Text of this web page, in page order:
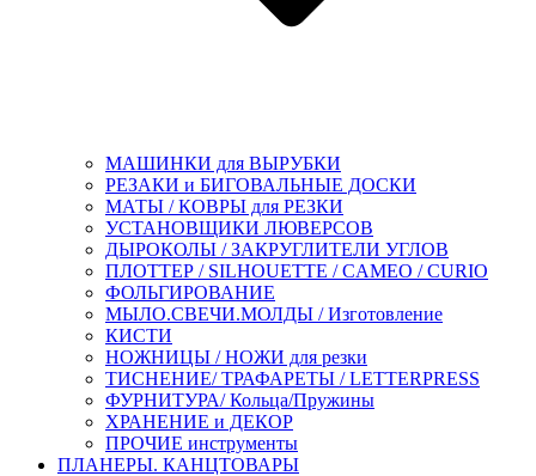
МАШИНКИ для ВЫРУБКИ
РЕЗАКИ и БИГОВАЛЬНЫЕ ДОСКИ
МАТЫ / КОВРЫ для РЕЗКИ
УСТАНОВЩИКИ ЛЮВЕРСОВ
ДЫРОКОЛЫ / ЗАКРУГЛИТЕЛИ УГЛОВ
ПЛОТТЕР / SILHOUETTE / CAMEO / CURIO
ФОЛЬГИРОВАНИЕ
МЫЛО.СВЕЧИ.МОЛДЫ / Изготовление
КИСТИ
НОЖНИЦЫ / НОЖИ для резки
ТИСНЕНИЕ/ ТРАФАРЕТЫ / LETTERPRESS
ФУРНИТУРА/ Кольца/Пружины
ХРАНЕНИЕ и ДЕКОР
ПРОЧИЕ инструменты
ПЛАНЕРЫ. КАНЦТОВАРЫ